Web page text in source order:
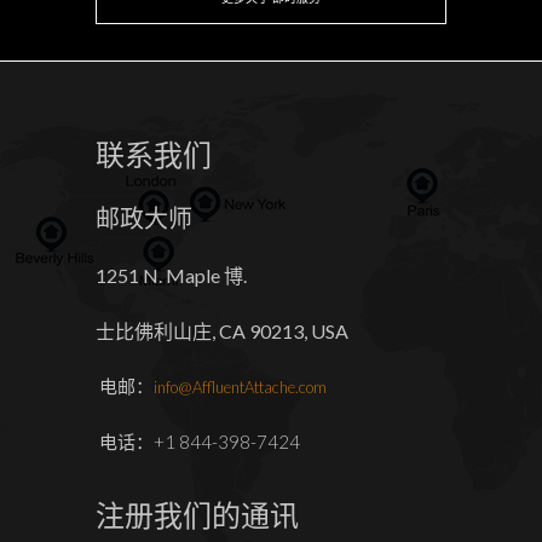
联系我们
邮政大师
1251 N. Maple 博.
士比佛利山庄, CA 90213, USA
电邮： info@AffluentAttache.com
电话：+1 844-398-7424
注册我们的通讯